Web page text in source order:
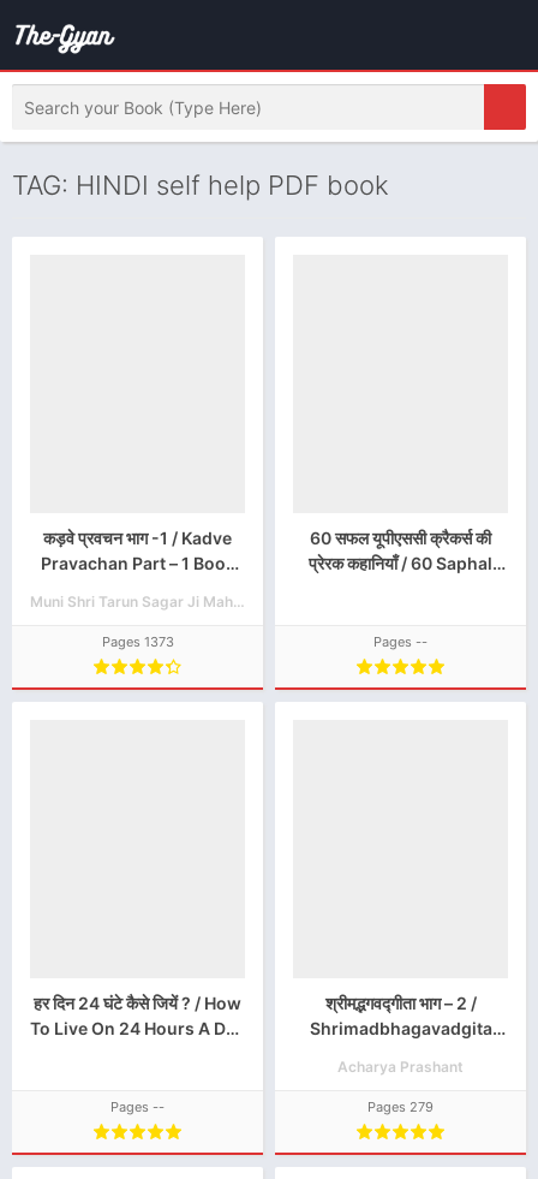
TAG: HINDI self help PDF book
कड़वे प्रवचन भाग -1 / Kadve
Pravachan Part – 1 Book
Muni Shri Tarun Sagar Ji Maharaj
Pages 1373
60 सफल यूपीएससी क्रैकर्स की
प्रेरक कहानियाँ / 60 Saphal
Download
Pages --
हर दिन 24 घंटे कैसे जियें ? / How
To Live On 24 Hours A Day
Pages --
श्रीमद्भगवद्गीता भाग – 2 /
Shrimadbhagavadgita
Download
Acharya Prashant
Pages 279